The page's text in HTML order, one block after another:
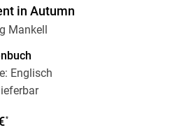
in Autumn
Mankell
Englisch
*